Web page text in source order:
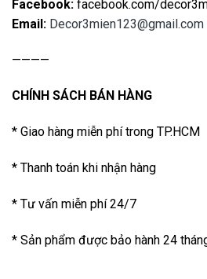
Facebook: facebook.com/
Email: Decor3mien123@gmail.com
————
CHÍNH SÁCH BÁN HÀNG
* Giao hàng miễn phí trong TP.HCM
* Thanh toán khi nhận hàng
* Tư vấn miễn phí 24/7
* Sản phẩm được bảo hành 24